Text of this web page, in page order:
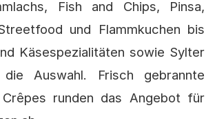
Fish and Chips, Pinsa,
und Flammkuchen bis
Käsespezialitäten sowie Sylter
Auswahl. Frisch gebrannte
Crêpes runden das Angebot für